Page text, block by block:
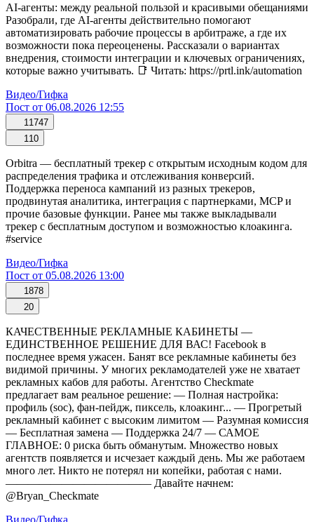
AI-агенты: между реальной пользой и красивыми обещаниями
Разобрали, где AI-агенты действительно помогают
автоматизировать рабочие процессы в арбитраже, а где их
возможности пока переоценены. Рассказали о вариантах
внедрения, стоимости интеграции и ключевых ограничениях,
которые важно учитывать. 📑 Читать: https://prtl.ink/automation
Видео/Гифка
Пост от 06.08.2026 12:55
11747
110
Orbitra — бесплатный трекер с открытым исходным кодом для
распределения трафика и отслеживания конверсий.
Поддержка переноса кампаний из разных трекеров,
продвинутая аналитика, интеграция с партнерками, MCP и
прочие базовые функции. Ранее мы также выкладывали
трекер с бесплатным доступом и возможностью клоакинга.
#service
Видео/Гифка
Пост от 05.08.2026 13:00
1878
20
КАЧЕСТВЕННЫЕ РЕКЛАМНЫЕ КАБИНЕТЫ —
ЕДИНСТВЕННОЕ РЕШЕНИЕ ДЛЯ ВАС! Facebook в
последнее время ужасен. Банят все рекламные кабинеты без
видимой причины. У многих рекламодателей уже не хватает
рекламных кабов для работы. Агентство Checkmate
предлагает вам реальное решение: — Полная настройка:
профиль (soc), фан-пейдж, пиксель, клоакинг... — Прогретый
рекламный кабинет с высоким лимитом — Разумная комиссия
— Бесплатная замена — Поддержка 24/7 — САМОЕ
ГЛАВНОЕ: 0 риска быть обманутым. Множество новых
агентств появляется и исчезает каждый день. Мы же работаем
много лет. Никто не потерял ни копейки, работая с нами.
————————————— Давайте начнем:
@Bryan_Checkmate
Видео/Гифка